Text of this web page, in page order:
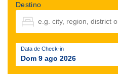
Destino
Data de Check-in
Dom 9 ago 2026